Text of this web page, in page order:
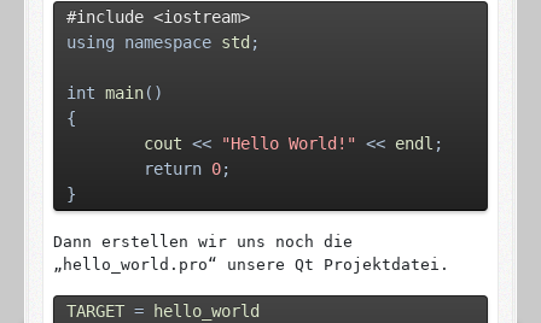
#include <iostream>
using namespace std ;
int main()
{
cout << "Hello World!" << endl ;
return 0;
}
Dann erstellen wir uns noch die
„hello_world.pro“ unsere Qt Projektdatei.
TARGET =
hello_world